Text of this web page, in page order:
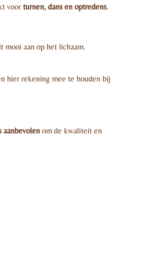
voor turnen, dans en optredens.
mooi aan op het lichaam.
hier rekening mee te houden bij
aanbevolen om de kwaliteit en